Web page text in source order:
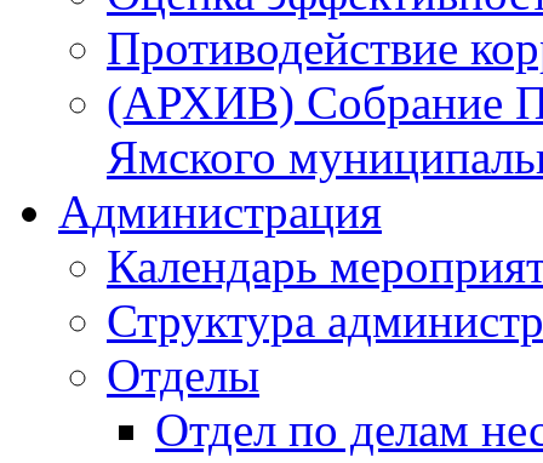
Противодействие
(АРХИВ) Собрание
Ямского
Администрация
Календарь
Структура
Отделы
Отдел по делам